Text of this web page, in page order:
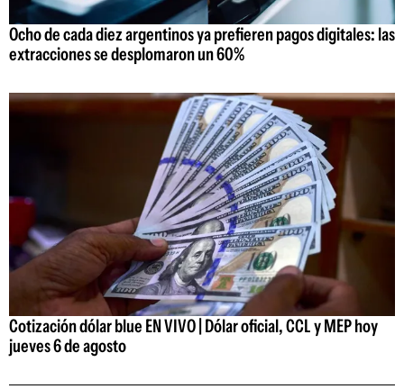
Ocho de cada diez argentinos ya prefieren pagos digitales: las
extracciones se desplomaron un 60%
Cotización dólar blue EN VIVO | Dólar oficial, CCL y MEP hoy
jueves 6 de agosto